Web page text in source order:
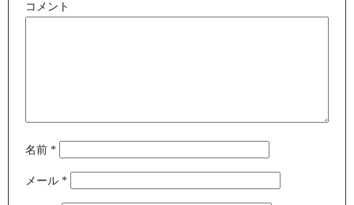
コメント
名前*
メール*